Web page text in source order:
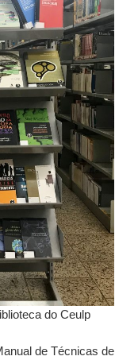
do Ceulp
de Técnicas de